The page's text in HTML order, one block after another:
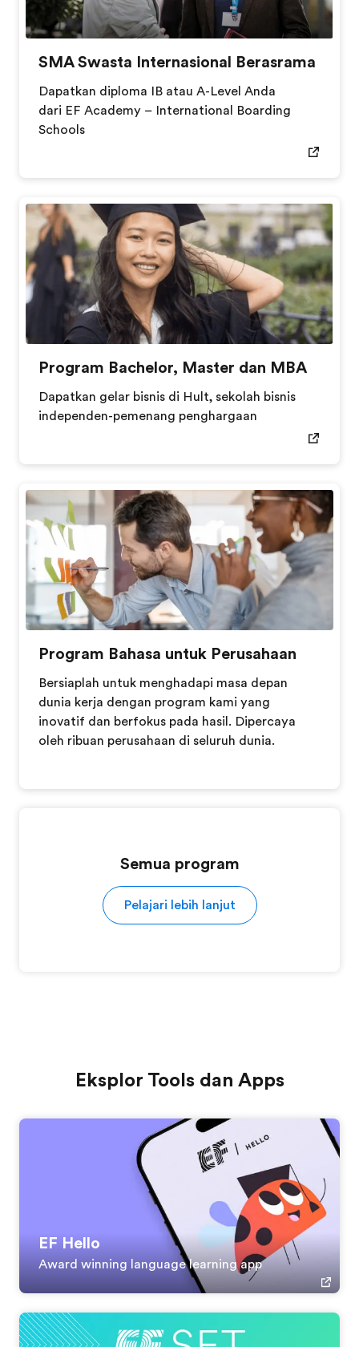
SMA Swasta Internasional Berasrama
Dapatkan diploma IB atau A-Level Anda
dari EF Academy – International Boarding
Schools
Program Bachelor, Master dan MBA
Dapatkan gelar bisnis di Hult, sekolah bisnis
independen-pemenang penghargaan
Program Bahasa untuk Perusahaan
Bersiaplah untuk menghadapi masa depan
dunia kerja dengan program kami yang
inovatif dan berfokus pada hasil. Dipercaya
oleh ribuan perusahaan di seluruh dunia.
Semua program
Pelajari lebih lanjut
Eksplor Tools dan Apps
EF Hello
Award winning language learning app